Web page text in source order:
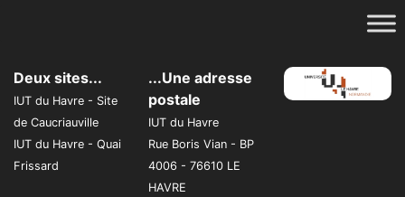
Deux sites...
IUT du Havre - Site
de Caucriauville
IUT du Havre - Quai
Frissard
...Une adresse
postale
IUT du Havre
Rue Boris Vian - BP
4006 - 76610 LE
HAVRE